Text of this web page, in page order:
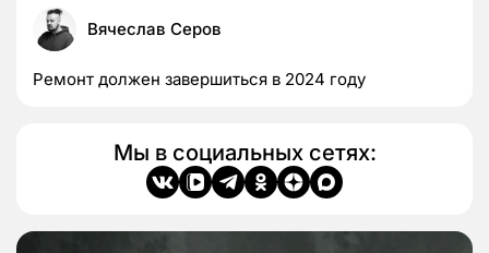
Вячеслав Серов
Ремонт должен завершиться в 2024 году
Мы в социальных сетях: